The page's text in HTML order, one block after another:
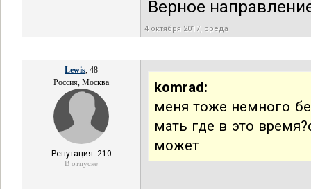
Верное
4 октября 2017, среда
Lewis, 48
Россия, Москва
Репутация: 210
В отпуске
komrad:
меня тоже немного
мать где в это
может